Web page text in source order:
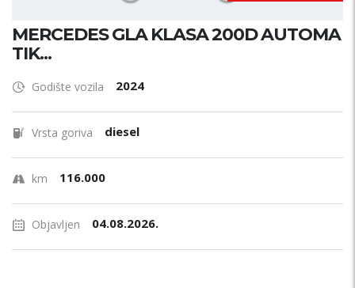
MERCEDES GLA KLASA 200D AUTOMA
TIK...
Godište vozila 2024
Vrsta goriva diesel
km 116.000
Objavljen 04.08.2026.